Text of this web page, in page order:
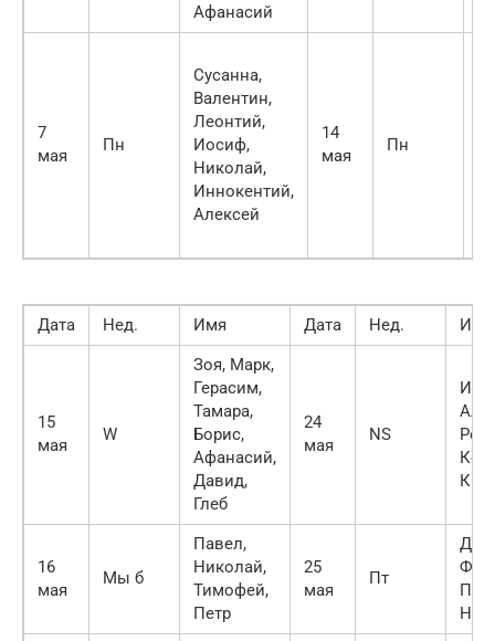
Афанасий
7
мая
Пн
Сусанна,
Валентин,
Леонтий,
Иосиф,
Николай,
Иннокентий,
Алексей
14
мая
Пн
Дата Нед. Имя Дата Нед. Имя
15
мая
W
Зоя, Марк,
Герасим,
Тамара,
Борис,
Афанасий,
Давид,
Глеб
24
мая
NS
16
мая
Мы б
Павел,
Николай,
Тимофей,
Петр
25
мая
Пт